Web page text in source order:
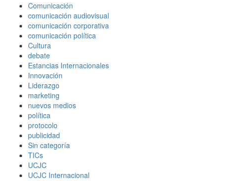
Comunicación
comunicación audiovisual
comunicación corporativa
comunicación política
Cultura
debate
Estancias Internacionales
Innovación
Liderazgo
marketing
nuevos medios
política
protocolo
publicidad
Sin categoría
TICs
UCJC
UCJC Internacional